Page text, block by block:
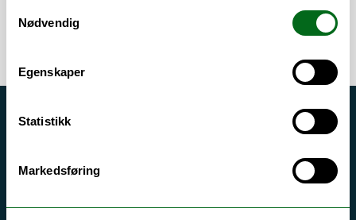
Nødvendig
Egenskaper
Statistikk
Markedsføring
Akutt hjelp
Driftsmeldinger
Personvern ved UiT